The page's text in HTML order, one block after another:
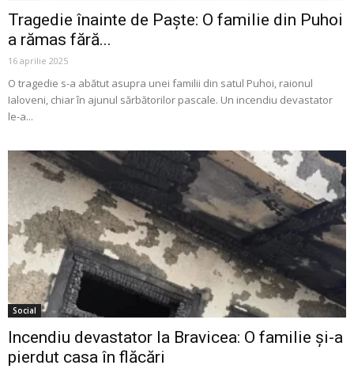
Tragedie înainte de Paște: O familie din Puhoi
a rămas fără...
16 aprilie 2025
O tragedie s-a abătut asupra unei familii din satul Puhoi, raionul
Ialoveni, chiar în ajunul sărbătorilor pascale. Un incendiu devastator
le-a...
Social
Incendiu devastator la Bravicea: O familie și-a
pierdut casa în flăcări